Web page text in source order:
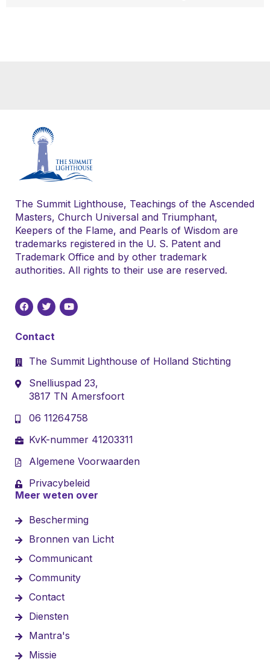
The Summit Lighthouse, Teachings of the Ascended
Masters, Church Universal and Triumphant,
Keepers of the Flame, and Pearls of Wisdom are
trademarks registered in the U. S. Patent and
Trademark Office and by other trademark
authorities. All rights to their use are reserved.
Contact
The Summit Lighthouse of Holland Stichting
Snelliuspad 23,
3817 TN Amersfoort
06 11264758
KvK-nummer 41203311
Algemene Voorwaarden
Privacybeleid
Meer weten over
Bescherming
Bronnen van Licht
Communicant
Community
Contact
Diensten
Mantra's
Missie